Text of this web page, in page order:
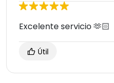
Excelente servicio 🫶🏻
Útil